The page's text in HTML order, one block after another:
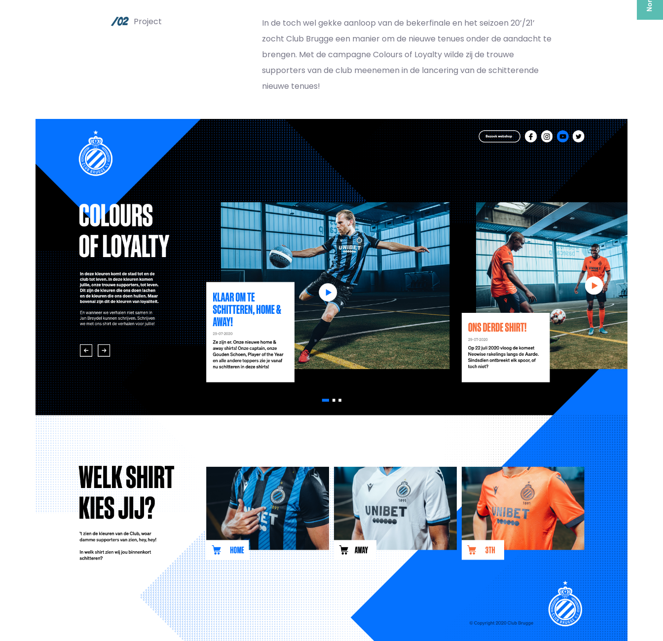
/02 Project
In de toch wel gekke aanloop van de bekerfinale en het seizoen 20’/21’
zocht Club Brugge een manier om de nieuwe tenues onder de aandacht te
brengen. Met de campagne Colours of Loyalty wilde zij de trouwe
supporters van de club meenemen in de lancering van de schitterende
nieuwe tenues!